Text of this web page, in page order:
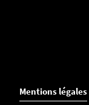
Mentions légales